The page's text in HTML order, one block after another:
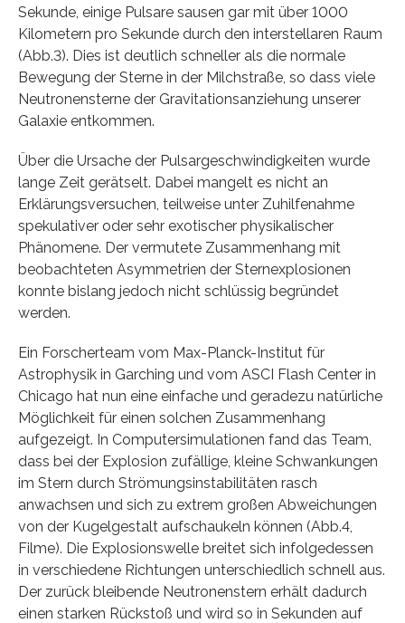
Sekunde, einige Pulsare sausen gar mit über 1000
Kilometern pro Sekunde durch den interstellaren Raum
(Abb.3). Dies ist deutlich schneller als die normale
Bewegung der Sterne in der Milchstraße, so dass viele
Neutronensterne der Gravitationsanziehung unserer
Galaxie entkommen.
Über die Ursache der Pulsargeschwindigkeiten wurde
lange Zeit gerätselt. Dabei mangelt es nicht an
Erklärungsversuchen, teilweise unter Zuhilfenahme
spekulativer oder sehr exotischer physikalischer
Phänomene. Der vermutete Zusammenhang mit
beobachteten Asymmetrien der Sternexplosionen
konnte bislang jedoch nicht schlüssig begründet
werden.
Ein Forscherteam vom Max-Planck-Institut für
Astrophysik in Garching und vom ASCI Flash Center in
Chicago hat nun eine einfache und geradezu natürliche
Möglichkeit für einen solchen Zusammenhang
aufgezeigt. In Computersimulationen fand das Team,
dass bei der Explosion zufällige, kleine Schwankungen
im Stern durch Strömungsinstabilitäten rasch
anwachsen und sich zu extrem großen Abweichungen
von der Kugelgestalt aufschaukeln können (Abb.4,
Filme). Die Explosionswelle breitet sich infolgedessen
in verschiedene Richtungen unterschiedlich schnell aus.
Der zurück bleibende Neutronenstern erhält dadurch
einen starken Rückstoß und wird so in Sekunden auf